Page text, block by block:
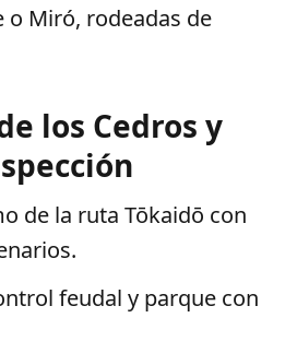
o Miró, rodeadas de
los Cedros y
de la ruta Tōkaidō con
feudal y parque con